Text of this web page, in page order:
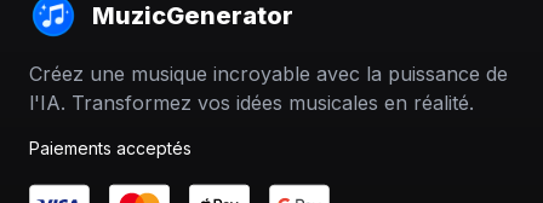
MuzicGenerator
Créez une musique incroyable avec la puissance de
l'IA. Transformez vos idées musicales en réalité.
Paiements acceptés